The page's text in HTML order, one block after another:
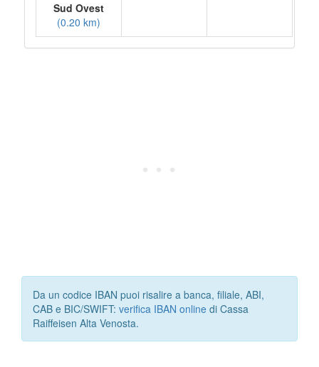
Sud Ovest
(0.20 km)
Da un codice IBAN puoi risalire a banca, filiale, ABI,
CAB e BIC/SWIFT: verifica IBAN online di Cassa
Raiffeisen Alta Venosta.